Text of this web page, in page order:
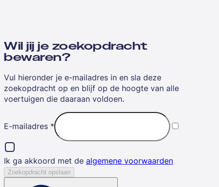
Wil jij je zoekopdracht
bewaren?
Vul hieronder je e-mailadres in en sla deze
zoekopdracht op en blijf op de hoogte van alle
voertuigen die daaraan voldoen.
E-mailadres *
Ik ga akkoord met de algemene voorwaarden
Zoekopdracht opslaan